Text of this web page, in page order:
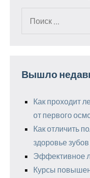
Вышло
Как проходит
от первого
Как отличить
здоровье
Эффективное
Курсы